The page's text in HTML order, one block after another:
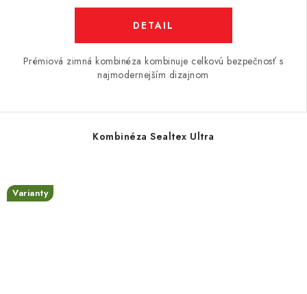
DETAIL
Prémiová zimná kombinéza kombinuje celkovú bezpečnosť s
najmodernejším dizajnom
Kombinéza Sealtex Ultra
Varianty